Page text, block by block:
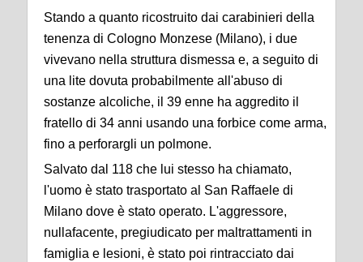
Stando a quanto ricostruito dai carabinieri della
tenenza di Cologno Monzese (Milano), i due
vivevano nella struttura dismessa e, a seguito di
una lite dovuta probabilmente all'abuso di
sostanze alcoliche, il 39 enne ha aggredito il
fratello di 34 anni usando una forbice come arma,
fino a perforargli un polmone.
Salvato dal 118 che lui stesso ha chiamato,
l'uomo è stato trasportato al San Raffaele di
Milano dove è stato operato. L'aggressore,
nullafacente, pregiudicato per maltrattamenti in
famiglia e lesioni, è stato poi rintracciato dai